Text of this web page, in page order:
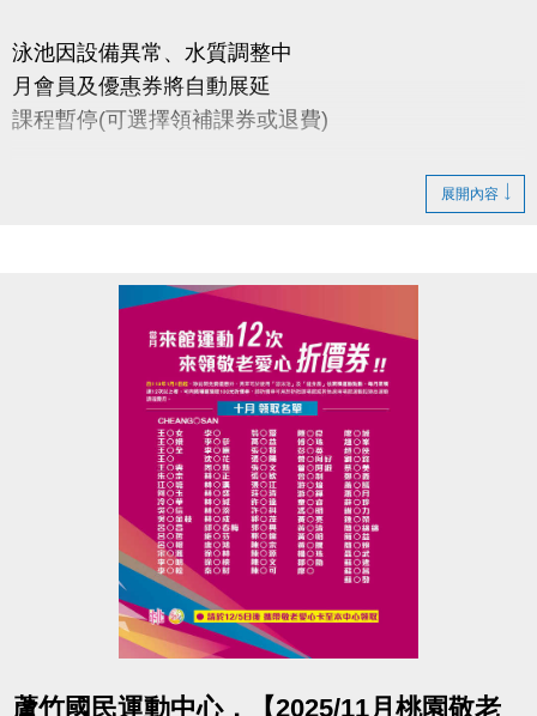
泳池因設備異常、水質調整中
月會員及優惠券將自動展延
課程暫停(可選擇領補課券或退費)
官網 :
https://www.lzsports.com.tw/zh_TW/news/pageID/1/
FB : @桃園市蘆竹國民運動中心
IG : @luzhusports
展開內容
蘆竹國民運動中心，【2025/11月桃園敬老